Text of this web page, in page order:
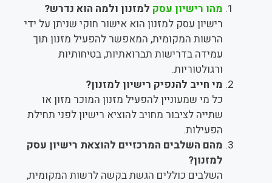
מהו רישיון עסק למזנון ולמה הוא נדרש?
רישיון עסק למזנון הוא אישור חוקי שניתן על ידי
הרשות המקומית, המאפשר להפעיל מזנון תוך
עמידה בדרישות תברואתיות, בטיחותיות
ורגולטוריות.
מי חייב להנפיק רישיון למזנון?
כל מי שמעוניין להפעיל מזנון המוכר מזון או
שתייה לציבור מחויב להוציא רישיון לפני תחילת
הפעילות.
מהם השלבים המרכזיים להוצאת רישיון עסק
למזנון?
השלבים כוללים הגשת בקשה לרשות המקומית,